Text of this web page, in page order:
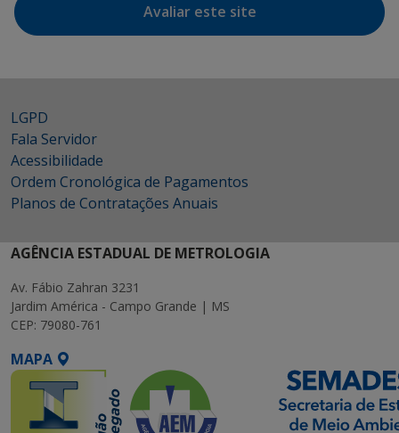
Avaliar este site
LGPD
Fala Servidor
Acessibilidade
Ordem Cronológica de Pagamentos
Planos de Contratações Anuais
AGÊNCIA ESTADUAL DE METROLOGIA
Av. Fábio Zahran 3231
Jardim América - Campo Grande | MS
CEP: 79080-761
MAPA